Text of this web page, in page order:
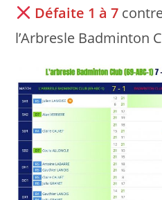
Défaite 1 à 7
l’Arbresle Badminton